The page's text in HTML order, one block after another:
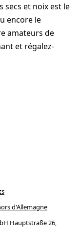
secs et noix est le
encore le
amateurs de
et régalez-
d'Allemagne
Hauptstraße 26,